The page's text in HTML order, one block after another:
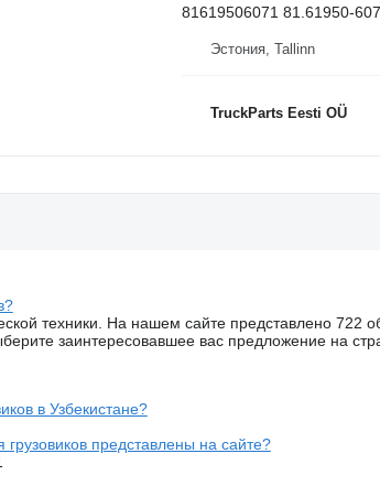
81619506071 81.61950-
Эстония, Tallinn
TruckParts Eesti OÜ
техники. На нашем сайте представлено 722
заинтересовавшее вас предложение на
в Узбекистане?
представлены на сайте?